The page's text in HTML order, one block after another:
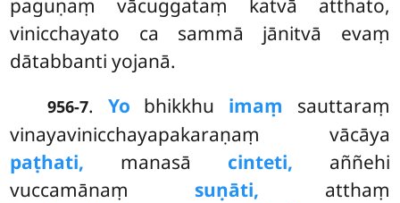
paguṇaṃ vācuggataṃ katvā atthato,
vinicchayato ca sammā jānitvā evaṃ
dātabbanti yojanā.
956-7. Yo bhikkhu imaṃ sauttaraṃ
vinayavinicchayapakaraṇaṃ vācāya
paṭhati, manasā cinteti, aññehi
vuccamānaṃ suṇāti, atthaṃ